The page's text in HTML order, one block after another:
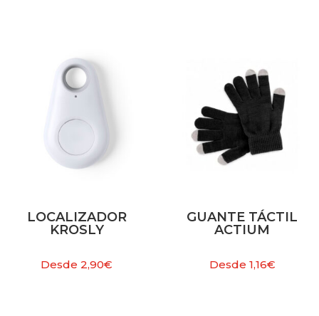
LOCALIZADOR
KROSLY
Desde2,90€
GUANTE TÁCTIL
ACTIUM
Desde 1,16€